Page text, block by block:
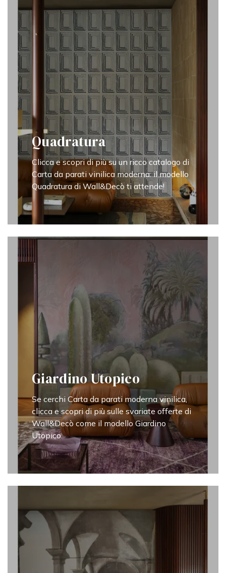
Quadratura
Clicca e scopri di più su un ricco catalogo di
Carta da parati vinilica moderna: il modello
Quadratura di Wall&Decò ti attende!
Giardino Utopico
Se cerchi Carta da parati moderna vinilica,
clicca e scopri di più sulle svariate offerte di
Wall&Decò come il modello Giardino
Utopico.